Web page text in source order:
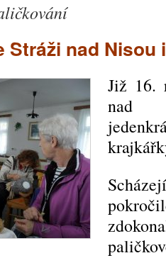
Stráži nad Nisou
Již 16.
nad